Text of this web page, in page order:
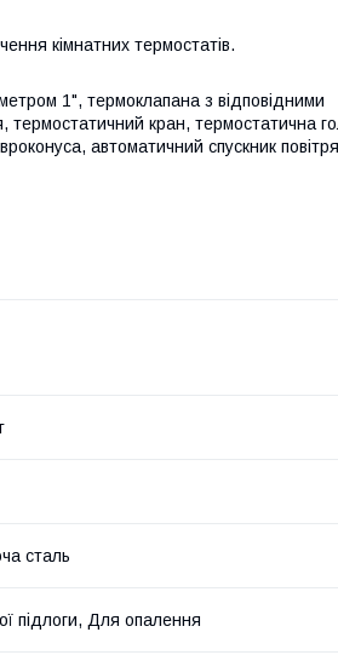
кімнатних термостатів.
1", термоклапана з відповідними
термостатичний кран, термостатична
автоматичний спускник
сталь
підлоги, Для опалення